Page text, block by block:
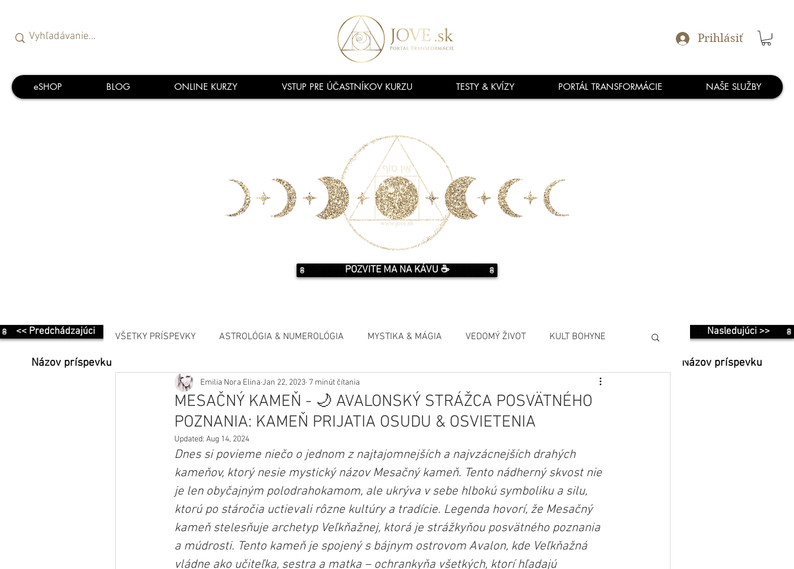
Prihlásiť
eSHOP BLOG ONLINE KURZY VSTUP PRE ÚČASTNÍKOV KURZU TESTY & KVÍZY PORTÁL TRANSFORMÁCIE NAŠE SLUŽBY
POZVITE MA NA KÁVU ☕️
<< Predchádzajúci
Názov príspevku
Nasledujúci >>
Názov príspevku
VŠETKY PRÍSPEVKY ASTROLÓGIA & NUMEROLÓGIA MYSTIKA & MÁGIA VEDOMÝ ŽIVOT KULT BOHYNE
MANIFESTÁCIA
MESAČNÝ KAMEŇ - 🌙 AVALONSKÝ STRÁŽCA POSVÄTNÉHO
POZNANIA: KAMEŇ PRIJATIA OSUDU & OSVIETENIA
Emilia Nora Elina Jan 22, 2023 7 minút čítania
Updated: Aug 14, 2024
Dnes si povieme niečo o jednom z najtajomnejších a najvzácnejších drahých
kameňov, ktorý nesie mystický názov Mesačný kameň. Tento nádherný skvost nie
je len obyčajným polodrahokamom, ale ukrýva v sebe hlbokú symboliku a silu,
ktorú po stáročia uctievali rôzne kultúry a tradície. Legenda hovorí, že Mesačný
kameň stelesňuje archetyp Veľkňažnej, ktorá je strážkyňou posvätného poznania
a múdrosti. Tento kameň je spojený s bájnym ostrovom Avalon, kde Veľkňažná
vládne ako učiteľka, sestra a matka – ochrankyňa všetkých, ktorí hľadajú